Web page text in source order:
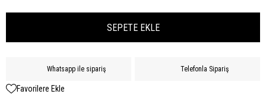
Whatsapp ile sipariş Telefonla Sipariş
Favorilere Ekle